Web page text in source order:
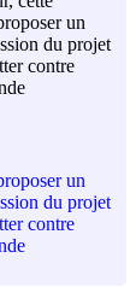
un
du projet
contre
un
du projet
contre